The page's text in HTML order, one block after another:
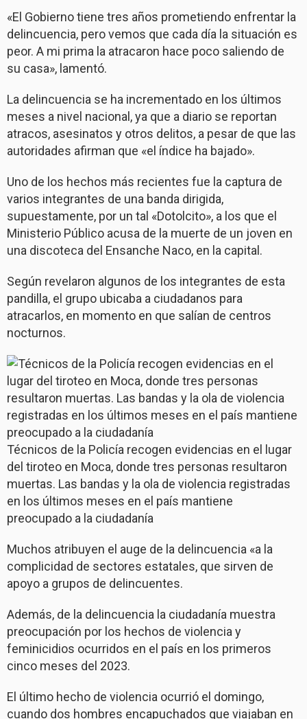
«El Gobierno tiene tres años prometiendo enfrentar la
delincuencia, pero vemos que cada día la situación es
peor. A mi prima la atracaron hace poco saliendo de
su casa», lamentó.
La delincuencia se ha incrementado en los últimos
meses a nivel nacional, ya que a diario se reportan
atracos, asesinatos y otros delitos, a pesar de que las
autoridades afirman que «el índice ha bajado».
Uno de los hechos más recientes fue la captura de
varios integrantes de una banda dirigida,
supuestamente, por un tal «Dotolcito», a los que el
Ministerio Público acusa de la muerte de un joven en
una discoteca del Ensanche Naco, en la capital.
Según revelaron algunos de los integrantes de esta
pandilla, el grupo ubicaba a ciudadanos para
atracarlos, en momento en que salían de centros
nocturnos.
Técnicos de la Policía recogen evidencias en el lugar
del tiroteo en Moca, donde tres personas resultaron
muertas. Las bandas y la ola de violencia registradas
en los últimos meses en el país mantiene
preocupado a la ciudadanía
Muchos atribuyen el auge de la delincuencia «a la
complicidad de sectores estatales, que sirven de
apoyo a grupos de delincuentes.
Además, de la delincuencia la ciudadanía muestra
preocupación por los hechos de violencia y
feminicidios ocurridos en el país en los primeros
cinco meses del 2023.
El último hecho de violencia ocurrió el domingo,
cuando dos hombres encapuchados que viajaban en